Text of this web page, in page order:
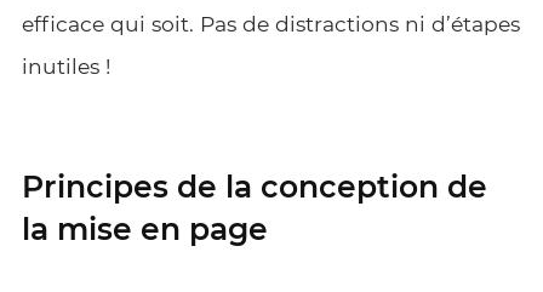
efficace qui soit. Pas de distractions ni d’étapes
inutiles !
Principes de la conception de
la mise en page